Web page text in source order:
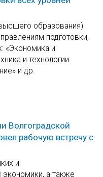
образования)
подготовки,
«Экономика и
и технологии
и др.
Волгоградской
рабочую встречу с
и
экономики, а также